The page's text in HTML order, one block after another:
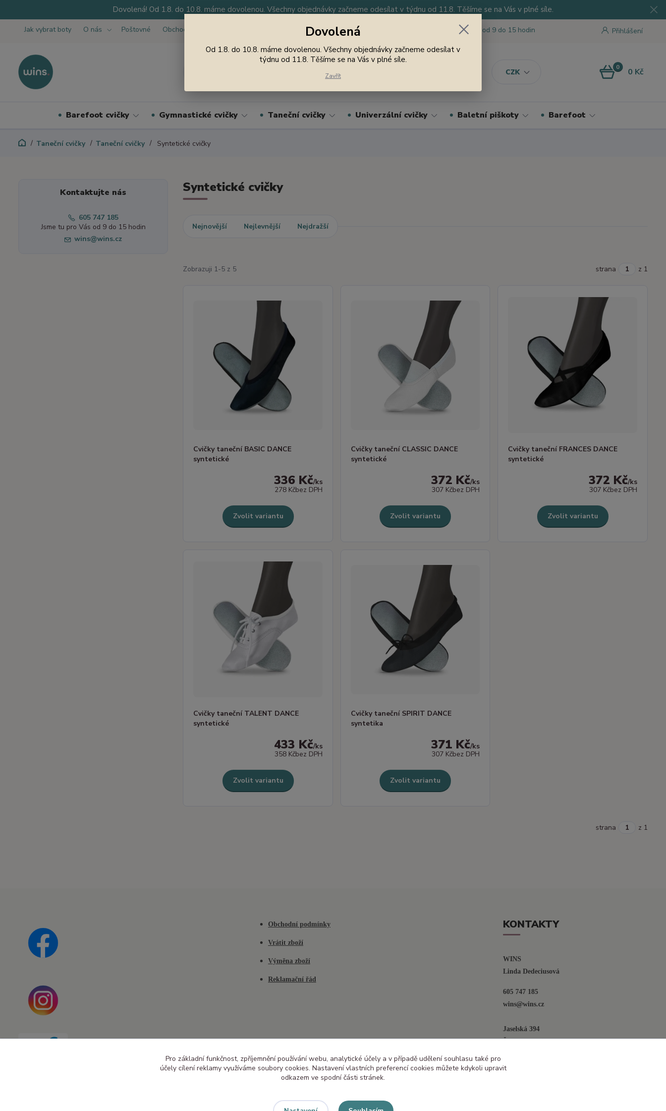
Dovolená! Od 1.8. do 10.8. máme dovolenou. Všechny objednávky začneme odesílat v týdnu od 11.8. Těšíme se na Vás v plné síle.
Jak vybrat boty O nás Poštovné Obchodní podmínky
CZK
Přihlášení
Nevíte si rady? Zavolejte. Jsme tu pro Vás od 9 do 15 hodin
0 0 Kč
Barefoot cvičky Gymnastické cvičky Taneční cvičky Univerzální cvičky Baletní piškoty Barefoot
Taneční cvičky Taneční cvičky Syntetické cvičky
Syntetické cvičky
Nejnovější Nejlevnější Nejdražší
Zobrazuji 1-5 z 5 strana z 1
Cvičky taneční BASIC DANCE
syntetické
336 Kč/ks
278 Kčbez DPH
Zvolit variantu
Cvičky taneční CLASSIC DANCE
syntetické
372 Kč/ks
307 Kčbez DPH
Zvolit variantu
Cvičky taneční FRANCES DANCE
syntetické
372 Kč/ks
307 Kčbez DPH
Zvolit variantu
Cvičky taneční TALENT DANCE
syntetické
433 Kč/ks
358 Kčbez DPH
Zvolit variantu
Cvičky taneční SPIRIT DANCE
syntetika
371 Kč/ks
307 Kčbez DPH
Zvolit variantu
strana z 1
Kontaktujte nás
605 747 185
Jsme tu pro Vás od 9 do 15 hodin
wins@wins.cz
Obchodní podmínky
Vrátit zboží
Výměna zboží
Reklamační řád
KONTAKTY
WINS
Linda Dedeciusová
605 747 185
wins@wins.cz
Jaselská 394
Šenov u N. Jičína
Dovolená
Od 1.8. do 10.8. máme dovolenou. Všechny objednávky začneme odesílat v
týdnu od 11.8. Těšíme se na Vás v plné síle.
Zavřít
Pro základní funkčnost, zpříjemnění používání webu, analytické účely a v případě udělení souhlasu také pro
účely cílení reklamy využíváme soubory cookies. Nastavení vlastních preferencí cookies můžete kdykoli upravit
odkazem ve spodní části stránek.